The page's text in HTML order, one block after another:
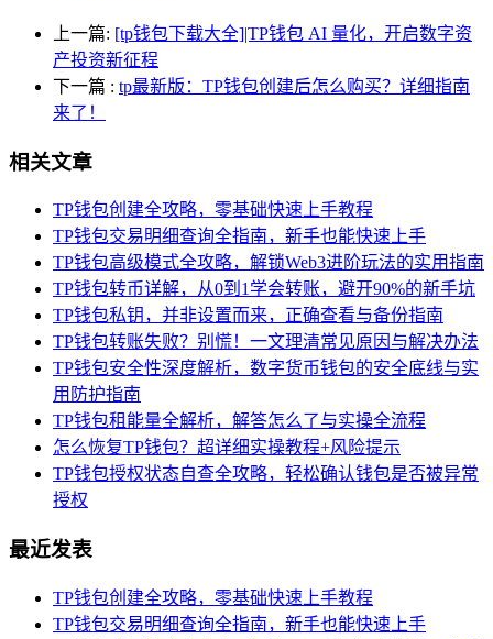
上一篇: [tp钱包下载大全]|TP钱包 AI 量化，开启数字资
产投资新征程
下一篇 : tp最新版：TP钱包创建后怎么购买？详细指南
来了！
相关文章
TP钱包创建全攻略，零基础快速上手教程
TP钱包交易明细查询全指南，新手也能快速上手
TP钱包高级模式全攻略，解锁Web3进阶玩法的实用指南
TP钱包转币详解，从0到1学会转账，避开90%的新手坑
TP钱包私钥，并非设置而来，正确查看与备份指南
TP钱包转账失败？别慌！一文理清常见原因与解决办法
TP钱包安全性深度解析，数字货币钱包的安全底线与实
用防护指南
TP钱包租能量全解析，解答怎么了与实操全流程
怎么恢复TP钱包？超详细实操教程+风险提示
TP钱包授权状态自查全攻略，轻松确认钱包是否被异常
授权
最近发表
TP钱包创建全攻略，零基础快速上手教程
TP钱包交易明细查询全指南，新手也能快速上手